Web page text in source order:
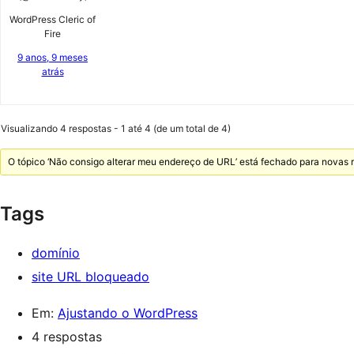
WordPress Cleric of
Fire
9 anos, 9 meses
atrás
Visualizando 4 respostas - 1 até 4 (de um total de 4)
O tópico ‘Não consigo alterar meu endereço de URL’ está fechado para novas
Tags
domínio
site URL bloqueado
Em: Ajustando o WordPress
4 respostas